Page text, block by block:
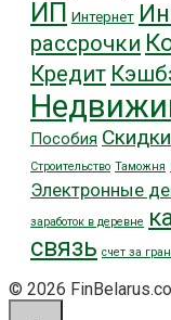
ИП Интернет
рассрочки
Кредит
Пособия Скидки
Строительство Таможня
Электронные
заработок в деревне
связь счет за
© 2026